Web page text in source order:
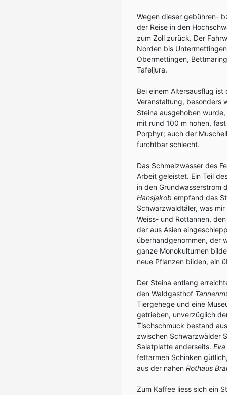
Wegen dieser gebühren-
der Reise in den
zum Zoll zurück. Der
Norden bis
Obermettingen,
Tafeljura.
Bei einem Altersausflug
Veranstaltung, besonders
Steina ausgehoben
mit rund 100 m hohen,
Porphyr; auch der
furchtbar schlecht.
Das Schmelzwasser des
Arbeit geleistet. Ein Teil
in den Grundwasserstrom
Hansjakob empfand das
Schwarzwaldtäler, was
Weiss- und Rottannen,
der aus Asien
überhandgenommen, der
ganze Monokulturnen
neue Pflanzen bilden, ein
Der Steina entlang
den Waldgasthof
Tiergehege und eine
getrieben, unverzüglich
Tischschmuck bestand
zwischen Schwarzwälder
Salatplatte anderseits. Eva
fettarmen Schinken
aus der nahen Rothaus
Zum Kaffee liess sich ein